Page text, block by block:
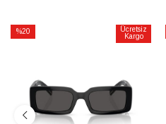
%20
Ücretsiz
Kargo